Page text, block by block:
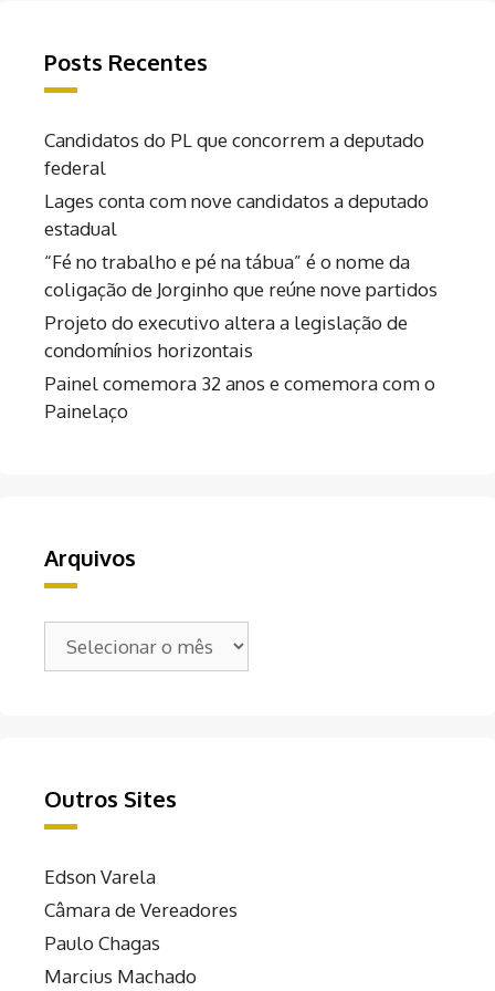
Posts Recentes
Candidatos do PL que concorrem a deputado
federal
Lages conta com nove candidatos a deputado
estadual
“Fé no trabalho e pé na tábua” é o nome da
coligação de Jorginho que reúne nove partidos
Projeto do executivo altera a legislação de
condomínios horizontais
Painel comemora 32 anos e comemora com o
Painelaço
Arquivos
Outros Sites
Edson Varela
Câmara de Vereadores
Paulo Chagas
Marcius Machado